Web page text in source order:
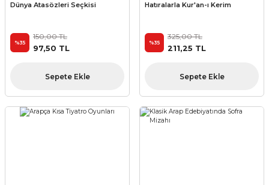
Dünya Atasözleri Seçkisi
%35
150,00 TL
97,50 TL
Sepete Ekle
Hatıralarla Kur'an-ı Kerim
%35
325,00 TL
211,25 TL
Sepete Ekle